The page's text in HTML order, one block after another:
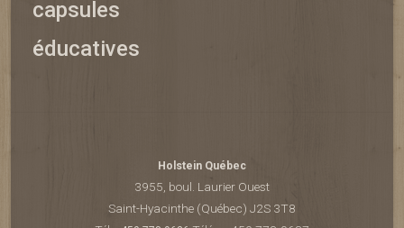
capsules
éducatives
Holstein Québec
3955, boul. Laurier Ouest
Saint-Hyacinthe (Québec) J2S 3T8